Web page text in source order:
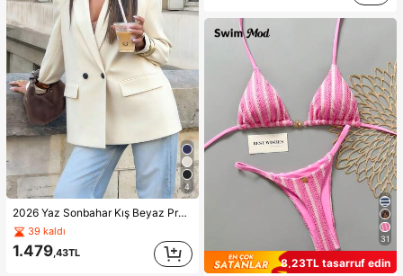
4
2026 Yaz Sonbahar Kış Beyaz Profesyonel Kadın Blazer Ceket, Country Tatil Tarzı Kadın Blazer Ceket
39 kaldı
1.479,43TL
31
8,23TL tasarruf edin